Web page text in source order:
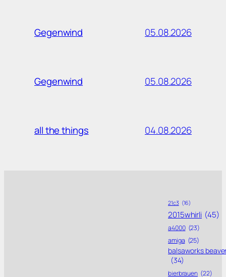
Gegenwind 05.08.2026
Gegenwind 05.08.2026
all the things 04.08.2026
21c3 (16)
2015whirli (45)
a4000 (23)
amiga (25)
balsaworks
(34)
bierbrauen (22)